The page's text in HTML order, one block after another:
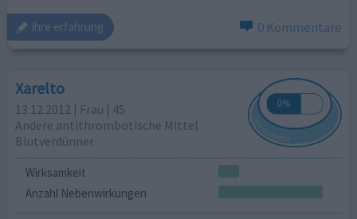
ihre erfahrung 0 Kommentare
Xarelto
13.12.2012 | Frau | 45
Andere antithrombotische Mittel
Blutverdünner
Wirksamkeit
Anzahl Nebenwirkungen